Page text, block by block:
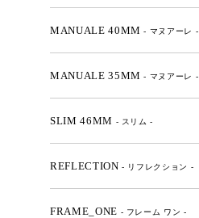
MANUALE 40MM- マヌアーレ -
MANUALE 35MM- マヌアーレ -
SLIM 46MM - スリム -
REFLECTION- リフレクション -
FRAME_ONE - フレーム ワン -